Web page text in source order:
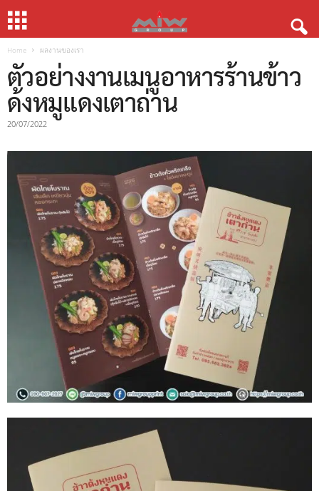
Home ผลงานของเรา
ตัวอย่างงานเมนูอาหารร้านข้าว
ด้งหมูแดงเตาถ่าน
20/07/2022